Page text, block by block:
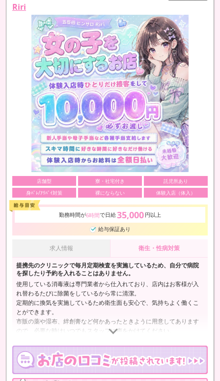
Riri
店舗型 寮・社宅付き
託児所あり
身ﾊﾞﾚ/ｱﾘﾊﾞｲ対策
裸にならない 体験入店（体入）
勤務時間が6時間で日給35,000 円以上
給与保証あり
求人情報 衛生・性病対策
提携先のクリニックで毎月定期検査を実施しているため、自分で病院
を探したり予約を入れることはありません。
使用している消毒液は専門業者から仕入れており、店内はお客様が入
れ替わるたびに除菌をしているから常に清潔。
定期的に換気を実施しているため衛生面も安心で、気持ちよく働くこ
とができます。
市販の薬や湿布、絆創膏など何かあったときように用意してあります
ので、必要な時はいつでもスタッフに声をかけてください。